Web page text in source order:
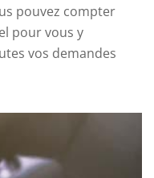
pouvez compter
pour vous y
vos demandes